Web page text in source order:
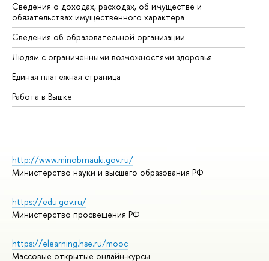
Сведения о доходах, расходах, об имуществе и
обязательствах имущественного характера
Сведения об образовательной организации
Людям с ограниченными возможностями здоровья
Единая платежная страница
Работа в Вышке
http://www.minobrnauki.gov.ru/
Министерство науки и высшего образования РФ
https://edu.gov.ru/
Министерство просвещения РФ
https://elearning.hse.ru/mooc
Массовые открытые онлайн-курсы